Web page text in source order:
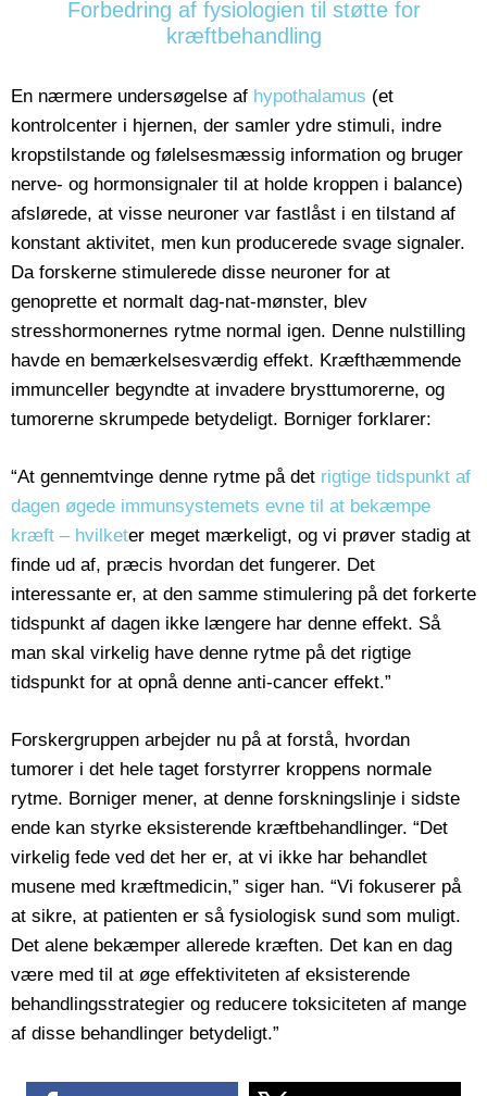
Forbedring af fysiologien til støtte for
kræftbehandling
En nærmere undersøgelse af hypothalamus (et
kontrolcenter i hjernen, der samler ydre stimuli, indre
kropstilstande og følelsesmæssig information og bruger
nerve- og hormonsignaler til at holde kroppen i balance)
afslørede, at visse neuroner var fastlåst i en tilstand af
konstant aktivitet, men kun producerede svage signaler.
Da forskerne stimulerede disse neuroner for at
genoprette et normalt dag-nat-mønster, blev
stresshormonernes rytme normal igen. Denne nulstilling
havde en bemærkelsesværdig effekt. Kræfthæmmende
immunceller begyndte at invadere brysttumorerne, og
tumorerne skrumpede betydeligt. Borniger forklarer:
“At gennemtvinge denne rytme på det rigtige tidspunkt af
dagen øgede immunsystemets evne til at bekæmpe
kræft – hvilketer meget mærkeligt, og vi prøver stadig at
finde ud af, præcis hvordan det fungerer. Det
interessante er, at den samme stimulering på det forkerte
tidspunkt af dagen ikke længere har denne effekt. Så
man skal virkelig have denne rytme på det rigtige
tidspunkt for at opnå denne anti-cancer effekt.”
Forskergruppen arbejder nu på at forstå, hvordan
tumorer i det hele taget forstyrrer kroppens normale
rytme. Borniger mener, at denne forskningslinje i sidste
ende kan styrke eksisterende kræftbehandlinger. “Det
virkelig fede ved det her er, at vi ikke har behandlet
musene med kræftmedicin,” siger han. “Vi fokuserer på
at sikre, at patienten er så fysiologisk sund som muligt.
Det alene bekæmper allerede kræften. Det kan en dag
være med til at øge effektiviteten af eksisterende
behandlingsstrategier og reducere toksiciteten af mange
af disse behandlinger betydeligt.”